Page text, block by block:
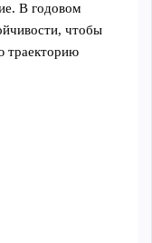
В годовом
чтобы
траекторию